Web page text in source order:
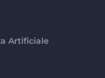
Artificiale